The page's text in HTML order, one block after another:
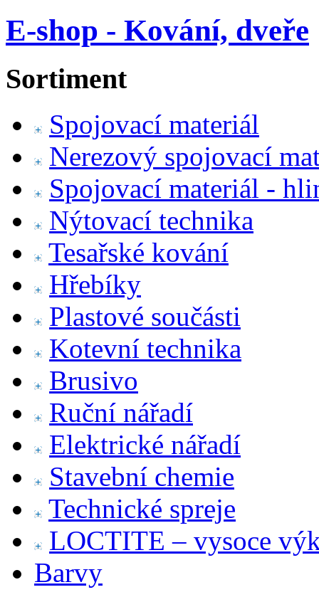
E-shop - Kování, dveře
Sortiment
Spojovací materiál
Nerezový spojovací
Spojovací materiál -
Nýtovací technika
Tesařské kování
Hřebíky
Plastové součásti
Kotevní technika
Brusivo
Ruční nářadí
Elektrické nářadí
Stavební chemie
Technické spreje
LOCTITE – vysoce
Barvy